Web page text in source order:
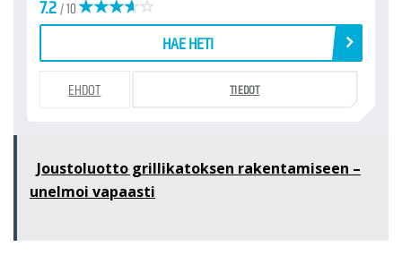
7.2/ 10
HAE HETI
EHDOT TIEDOT
Joustoluotto grillikatoksen rakentamiseen –
unelmoi vapaasti